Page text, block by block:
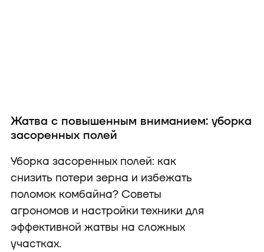
Жатва с повышенным вниманием: уборка
засоренных полей
Уборка засоренных полей: как
снизить потери зерна и избежать
поломок комбайна? Советы
агрономов и настройки техники для
эффективной жатвы на сложных
участках.